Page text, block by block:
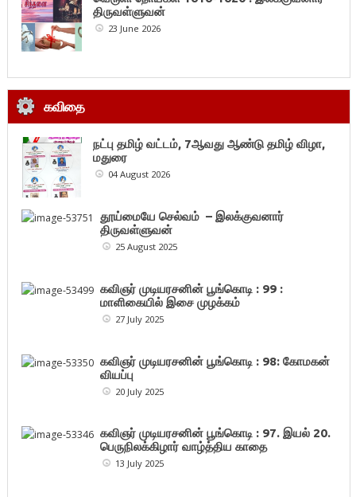
திருவள்ளுவன்
23 June 2026
கவிதை
நட்பு தமிழ் வட்டம், 7ஆவது ஆண்டு தமிழ் விழா,
மதுரை
04 August 2026
தூய்மையே செல்வம் – இலக்குவனார்
திருவள்ளுவன்
25 August 2025
கவிஞர் முடியரசனின் பூங்கொடி : 99 :
மாளிகையில் இசை முழக்கம்
27 July 2025
கவிஞர் முடியரசனின் பூங்கொடி : 98: கோமகன்
வியப்பு
20 July 2025
கவிஞர் முடியரசனின் பூங்கொடி : 97. இயல் 20.
பெருநிலக்கிழார் வாழ்த்திய காதை
13 July 2025